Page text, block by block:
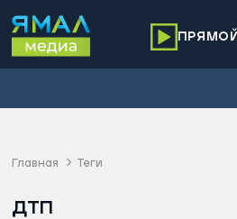
Главная Теги
ДТП